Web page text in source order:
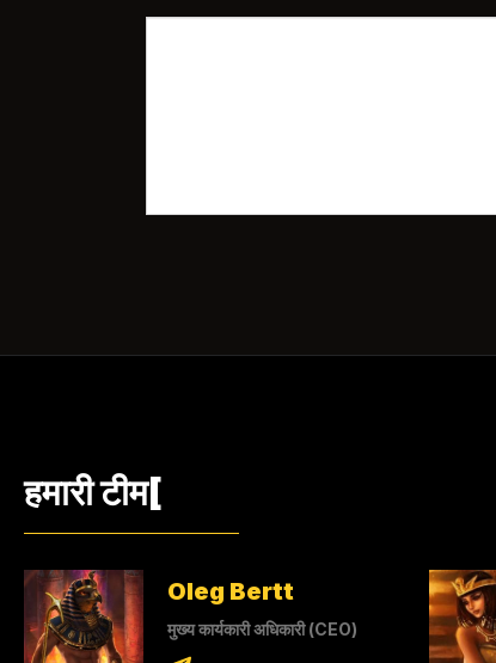
हमारी टीम[
Oleg Bertt
मुख्य कार्यकारी अधिकारी (CEO)